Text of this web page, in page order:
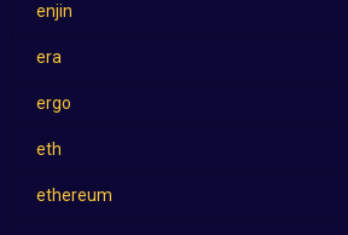
enjin
era
ergo
eth
ethereum